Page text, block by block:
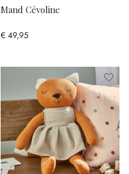
Mand Cévoline
€ 49,95